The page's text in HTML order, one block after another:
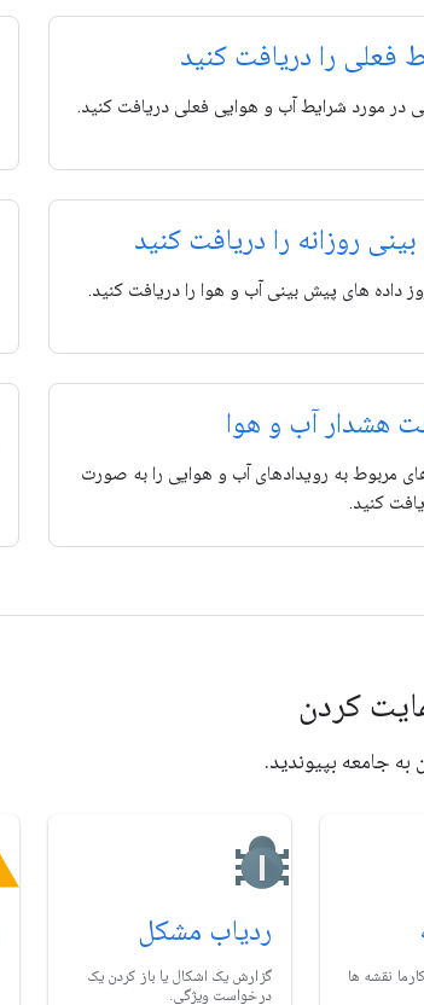
فعلی را دریافت کنید
در مورد شرایط آب و هوایی فعلی دریافت کنید.
روزانه را دریافت کنید
هشدار آب و هوا
مربوط به رویدادهای آب و هوایی را به صورت
کنید.
کردن
جامعه بپیوندید.
نقشه ها
ردیاب مشکل
گزارش یک اشکال یا باز کردن یک
درخواست ویژگی.